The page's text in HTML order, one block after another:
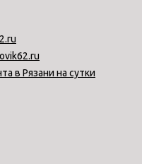
в Рязани на сутки